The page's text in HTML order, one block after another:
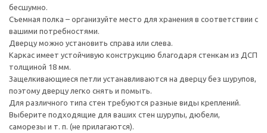
бесшумно.
Съемная полка – организуйте место для хранения в соответствии с
вашими потребностями.
Дверцу можно установить справа или слева.
Каркас имеет устойчивую конструкцию благодаря стенкам из ДСП
толщиной 18 мм.
Защелкивающиеся петли устанавливаются на дверцу без шурупов,
поэтому дверцу легко снять и помыть.
Для различного типа стен требуются разные виды креплений.
Выберите подходящие для ваших стен шурупы, дюбели,
саморезы и т. п. (не прилагаются).